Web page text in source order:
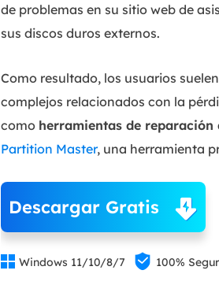
de problemas en su sitio web de
sus discos duros externos.
Como resultado, los usuarios
complejos relacionados con la
como herramientas de reparación
Partition Master, una herramienta
Descargar Gratis
 Windows 11/10/8/7  100%